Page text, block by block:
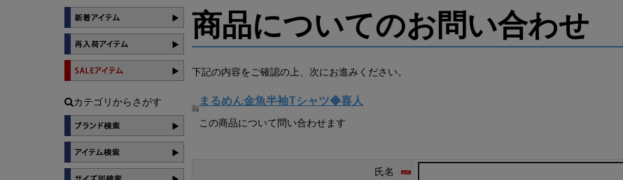
カテゴリからさがす
商品についてのお問い合わせ
下記の内容をご確認の上、次にお進みください。
まるめん金魚半袖Tシャツ◆喜人
この商品について問い合わせます
氏名